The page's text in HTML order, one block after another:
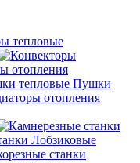
тепловые
отопления
Пушки
отопления
Лобзиковые
станки